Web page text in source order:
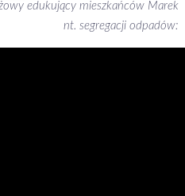
edukujący mieszkańców Marek
nt. segregacji odpadów: